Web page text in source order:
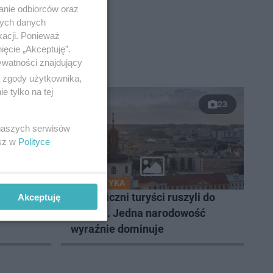
nas na
23
TURYSTYKA
Zagraniczni turyści ruszyli do
Lublina. Jedna narodowość
wyraźnie dominuje
odbiorców oraz
danych
Ponieważ
„Akceptuję”.
znajdujący
użytkownika,
tylko na tej
serwisów
w Polityce
Akceptuję